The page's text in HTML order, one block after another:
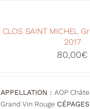
CLOS SAINT MICHEL
2017
80,00€
APPELLATION : AOP
Grand Vin Rouge